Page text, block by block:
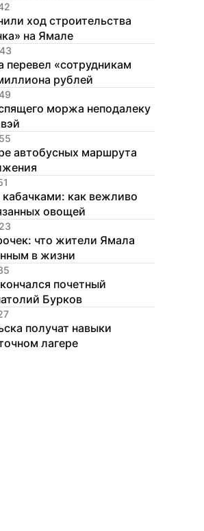
ход строительства
на Ямале
«сотрудникам
рублей
моржа неподалеку
автобусных маршрута
как вежливо
овощей
что жители Ямала
в жизни
почетный
Бурков
получат навыки
лагере